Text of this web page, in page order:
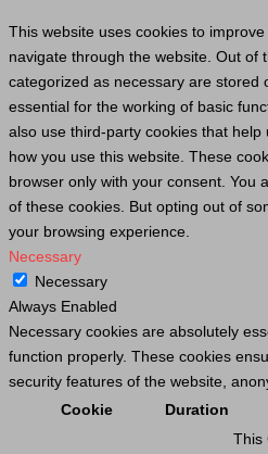
This website uses cookies to
navigate through the website. Out of
categorized as necessary are stored
essential for the working of basic
also use third-party cookies that
how you use this website. These
browser only with your consent. You
of these cookies. But opting out of
your browsing experience.
Necessary
Necessary
Always Enabled
Necessary cookies are absolutely
function properly. These cookies
security features of the website,
Cookie
Duration
This